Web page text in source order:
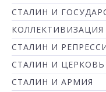
СТАЛИН И
КОЛЛЕКТИВИЗАЦИЯ
СТАЛИН И
СТАЛИН И ЦЕРКОВЬ
СТАЛИН И АРМИЯ